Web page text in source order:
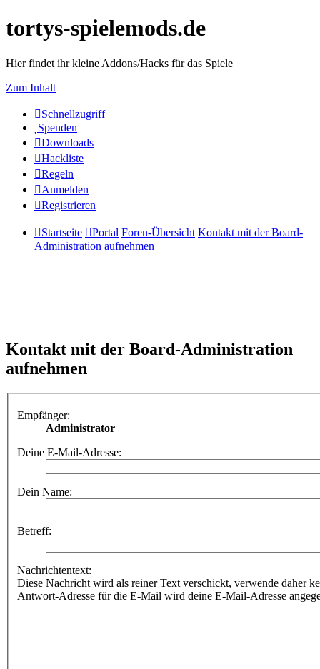
tortys-spielemods.de
Hier findet ihr kleine Addons/Hacks für das Spiele
Zum Inhalt
Schnellzugriff
Spenden
Downloads
Hackliste
Regeln
Anmelden
Registrieren
Startseite Portal Foren-Übersicht Kontakt mit der Board-
Administration aufnehmen
Kontakt mit der Board-Administration
aufnehmen
Empfänger:
Administrator
Deine E-Mail-Adresse:
Dein Name:
Betreff:
Nachrichtentext:
Diese Nachricht wird als reiner Text verschickt, verwende daher
Antwort-Adresse für die E-Mail wird deine E-Mail-Adresse